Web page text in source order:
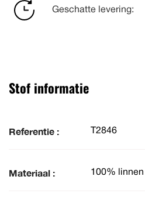
Geschatte levering:
Stof informatie
Referentie : T2846
Materiaal : 100% linnen